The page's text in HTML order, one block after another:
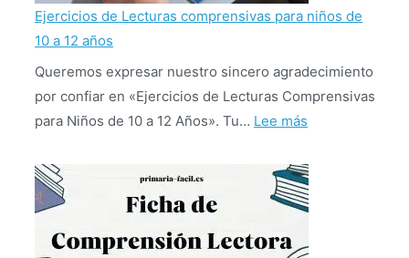
Ejercicios de Lecturas comprensivas para niños de
10 a 12 años
Queremos expresar nuestro sincero agradecimiento
por confiar en «Ejercicios de Lecturas Comprensivas
para Niños de 10 a 12 Años». Tu… Lee más
de
Lecturas
comprensivas
para